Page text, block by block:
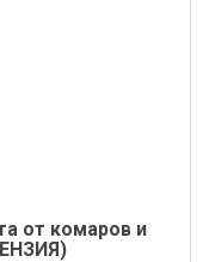
от комаров и